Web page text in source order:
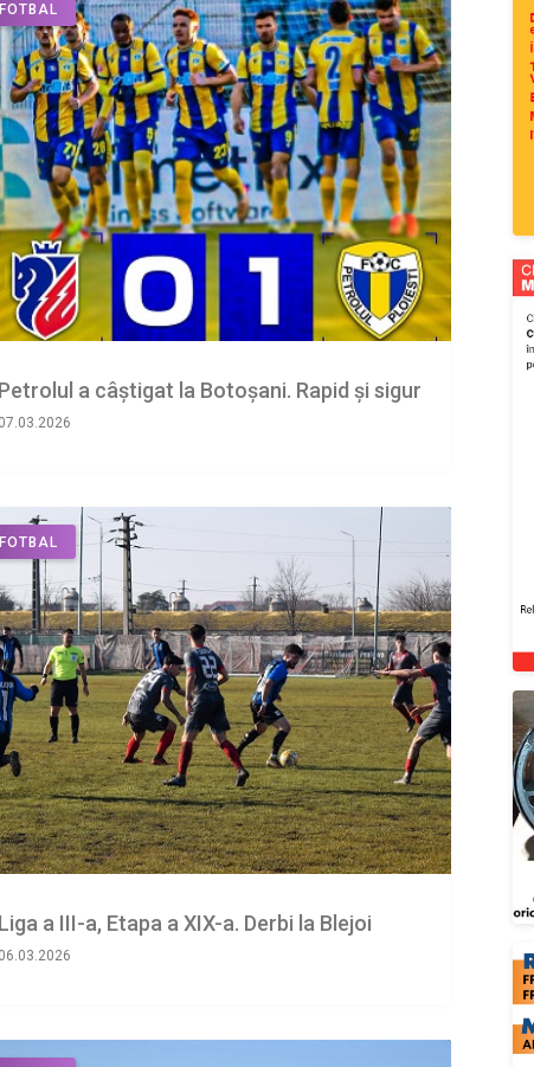
FOTBAL
Petrolul a câștigat la Botoșani. Rapid și sigur
07.03.2026
FOTBAL
Liga a III-a, Etapa a XIX-a. Derbi la Blejoi
06.03.2026